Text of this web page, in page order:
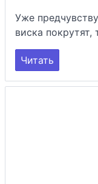
Уже
виска покрутят,
Читать